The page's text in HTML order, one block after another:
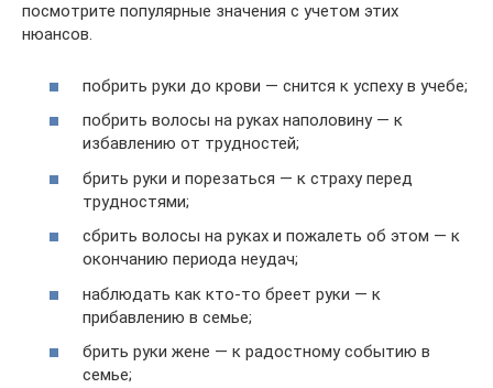
посмотрите популярные значения с учетом этих
нюансов.
побрить руки до крови — снится к успеху в учебе;
побрить волосы на руках наполовину — к
избавлению от трудностей;
брить руки и порезаться — к страху перед
трудностями;
сбрить волосы на руках и пожалеть об этом — к
окончанию периода неудач;
наблюдать как кто-то бреет руки — к
прибавлению в семье;
брить руки жене — к радостному событию в
семье;